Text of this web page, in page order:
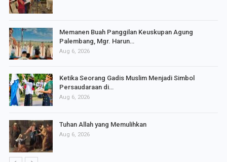
Memanen Buah Panggilan Keuskupan Agung
Palembang, Mgr. Harun…
Aug 6, 2026
Ketika Seorang Gadis Muslim Menjadi Simbol
Persaudaraan di…
Aug 6, 2026
Tuhan Allah yang Memulihkan
Aug 6, 2026